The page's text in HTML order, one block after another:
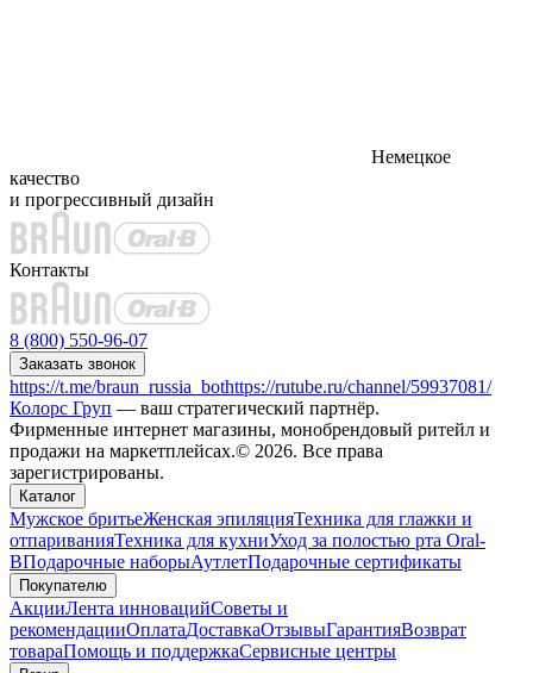
Немецкое
качество
и прогрессивный дизайн
Контакты
8 (800) 550-96-07
Заказать звонок
https://t.me/braun_russia_bothttps://rutube.ru/channel/59937081/
Колорс Груп — ваш стратегический партнёр.
Фирменные интернет магазины, монобрендовый ритейл и
продажи на маркетплейсах.© 2026. Все права
зарегистрированы.
Каталог
Мужское бритьеЖенская эпиляцияТехника для глажки и
отпариванияТехника для кухниУход за полостью рта Oral-
BПодарочные наборыАутлетПодарочные сертификаты
Покупателю
АкцииЛента инновацийСоветы и
рекомендацииОплатаДоставкаОтзывыГарантияВозврат
товараПомощь и поддержкаСервисные центры